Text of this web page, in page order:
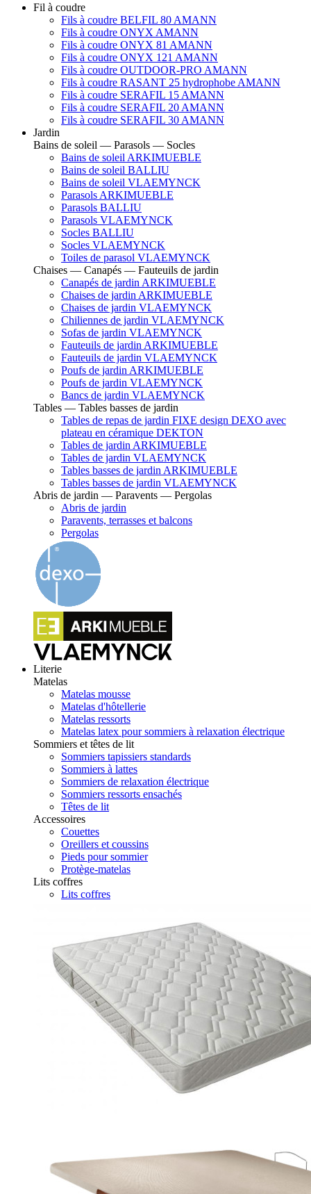
Fil à coudre
Fils à coudre BELFIL 80 AMANN
Fils à coudre ONYX AMANN
Fils à coudre ONYX 81 AMANN
Fils à coudre ONYX 121 AMANN
Fils à coudre OUTDOOR-PRO AMANN
Fils à coudre RASANT 25 hydrophobe AMANN
Fils à coudre SERAFIL 15 AMANN
Fils à coudre SERAFIL 20 AMANN
Fils à coudre SERAFIL 30 AMANN
Jardin
Bains de soleil — Parasols — Socles
Bains de soleil ARKIMUEBLE
Bains de soleil BALLIU
Bains de soleil VLAEMYNCK
Parasols ARKIMUEBLE
Parasols BALLIU
Parasols VLAEMYNCK
Socles BALLIU
Socles VLAEMYNCK
Toiles de parasol VLAEMYNCK
Chaises — Canapés — Fauteuils de jardin
Canapés de jardin ARKIMUEBLE
Chaises de jardin ARKIMUEBLE
Chaises de jardin VLAEMYNCK
Chiliennes de jardin VLAEMYNCK
Sofas de jardin VLAEMYNCK
Fauteuils de jardin ARKIMUEBLE
Fauteuils de jardin VLAEMYNCK
Poufs de jardin ARKIMUEBLE
Poufs de jardin VLAEMYNCK
Bancs de jardin VLAEMYNCK
Tables — Tables basses de jardin
Tables de repas de jardin FIXE design DEXO avec
plateau en céramique DEKTON
Tables de jardin ARKIMUEBLE
Tables de jardin VLAEMYNCK
Tables basses de jardin ARKIMUEBLE
Tables basses de jardin VLAEMYNCK
Abris de jardin — Paravents — Pergolas
Abris de jardin
Paravents, terrasses et balcons
Pergolas
Literie
Matelas
Matelas mousse
Matelas d'hôtellerie
Matelas ressorts
Matelas latex pour sommiers à relaxation électrique
Sommiers et têtes de lit
Sommiers tapissiers standards
Sommiers à lattes
Sommiers de relaxation électrique
Sommiers ressorts ensachés
Têtes de lit
Accessoires
Couettes
Oreillers et coussins
Pieds pour sommier
Protège-matelas
Lits coffres
Lits coffres